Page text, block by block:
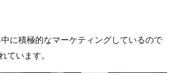
に積極的なマーケティングしているので
ています。